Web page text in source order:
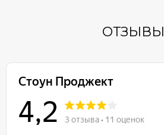
ОТЗЫВЫ